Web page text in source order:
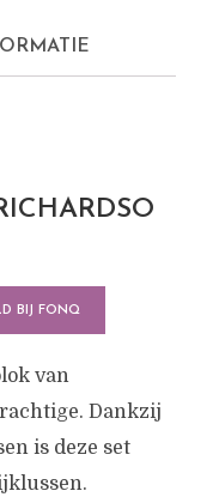
BIJ FONQ
van
Dankzij
is deze set